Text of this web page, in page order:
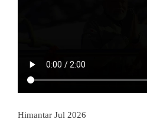
Himantar Jul 2026